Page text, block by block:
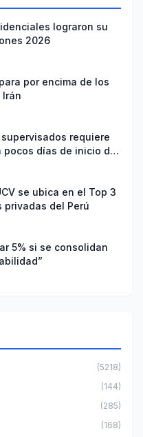
lograron su
2026
por encima de los
requiere
pocos días de inicio del
se ubica en el Top 3
privadas del Perú
5% si se consolidan
(5218)
(144)
(285)
(168)